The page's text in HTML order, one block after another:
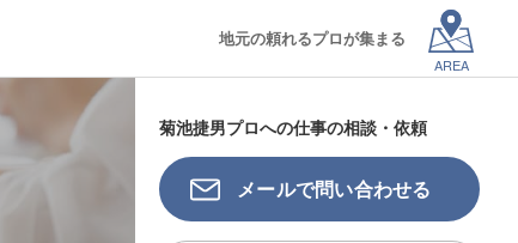
地元の頼れるプロが集まる
AREA
菊池捷男プロへの仕事の相談・依頼
メールで問い合わせる